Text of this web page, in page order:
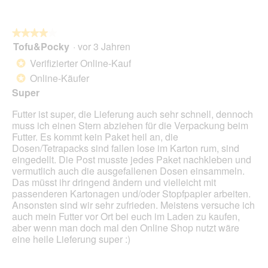
l
o
e
l
d
g
e
ö
f
f
n
e
t
.
i
r
d
e
n
o
d
a
l
e
s
D
i
a
l
o
g
★★★★★
★★★★★
4
Sternen.
Tofu&Pocky · vor 3 Jahren
* Verifizierter Online-Kauf
* Online-Käufer
Super
Futter ist super, die Lieferung auch sehr schnell, dennoch
muss ich einen Stern abziehen für die Verpackung beim
Futter. Es kommt kein Paket heil an, die
Dosen/Tetrapacks sind fallen lose im Karton rum, sind
eingedellt. Die Post musste jedes Paket nachkleben und
vermutlich auch die ausgefallenen Dosen einsammeln.
Das müsst ihr dringend ändern und vielleicht mit
passenderen Kartonagen und/oder Stopfpapier arbeiten.
Ansonsten sind wir sehr zufrieden. Meistens versuche ich
auch mein Futter vor Ort bei euch im Laden zu kaufen,
aber wenn man doch mal den Online Shop nutzt wäre
eine heile Lieferung super :)